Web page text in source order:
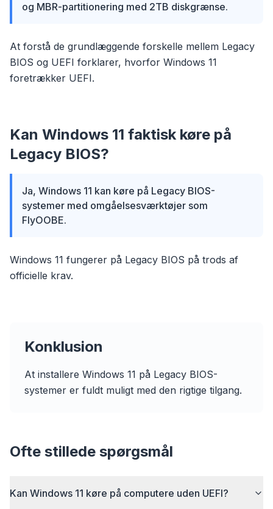
og MBR-partitionering med 2TB diskgrænse.
At forstå de grundlæggende forskelle mellem Legacy
BIOS og UEFI forklarer, hvorfor Windows 11
foretrækker UEFI.
Kan Windows 11 faktisk køre på
Legacy BIOS?
Ja, Windows 11 kan køre på Legacy BIOS-
systemer med omgåelsesværktøjer som
FlyOOBE.
Windows 11 fungerer på Legacy BIOS på trods af
officielle krav.
Konklusion
At installere Windows 11 på Legacy BIOS-
systemer er fuldt muligt med den rigtige tilgang.
Ofte stillede spørgsmål
Kan Windows 11 køre på computere uden UEFI?
flyoobe
Sponsored